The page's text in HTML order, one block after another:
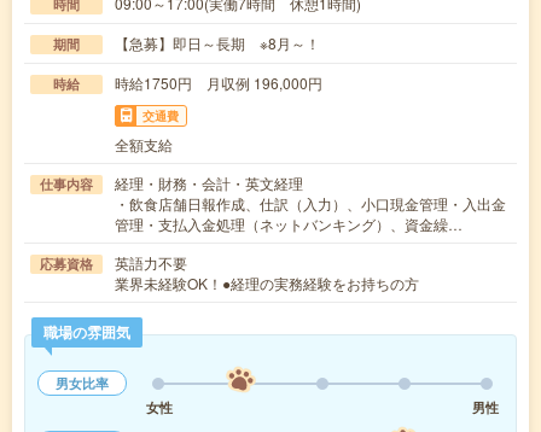
時間
期間 【急募】即日～長期 ※8月～！
時給 時給1750円 月収例 196,000円
交通費
全額支給
仕事内容
経理・財務・会計・英文経理
・飲食店舗日報作成、仕訳（入力）、小口現金管理・入出金
管理・支払入金処理（ネットバンキング）、資金繰…
応募資格
英語力不要
業界未経験OK！●経理の実務経験をお持ちの方
職場の雰囲気
男女比率
女性
男性